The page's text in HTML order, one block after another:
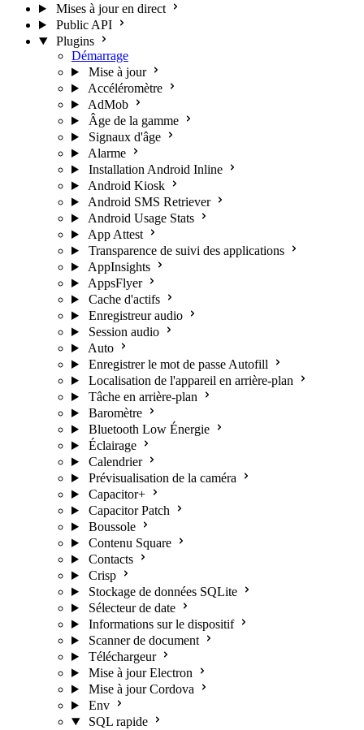
Mises à jour en direct
Public API
Plugins
Démarrage
Mise à jour
Accéléromètre
AdMob
Âge de la gamme
Signaux d'âge
Alarme
Installation Android Inline
Android Kiosk
Android SMS Retriever
Android Usage Stats
App Attest
Transparence de suivi des applications
AppInsights
AppsFlyer
Cache d'actifs
Enregistreur audio
Session audio
Auto
Enregistrer le mot de passe Autofill
Localisation de l'appareil en arrière-plan
Tâche en arrière-plan
Baromètre
Bluetooth Low Énergie
Éclairage
Calendrier
Prévisualisation de la caméra
Capacitor+
Capacitor Patch
Boussole
Contenu Square
Contacts
Crisp
Stockage de données SQLite
Sélecteur de date
Informations sur le dispositif
Scanner de document
Téléchargeur
Mise à jour Electron
Mise à jour Cordova
Env
SQL rapide